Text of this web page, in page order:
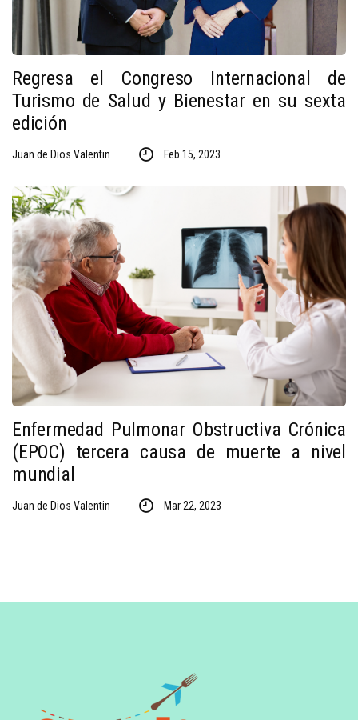
Regresa el Congreso Internacional de
Turismo de Salud y Bienestar en su sexta
edición
Juan de Dios Valentin Feb 15, 2023
Enfermedad Pulmonar Obstructiva Crónica
(EPOC) tercera causa de muerte a nivel
mundial
Juan de Dios Valentin Mar 22, 2023